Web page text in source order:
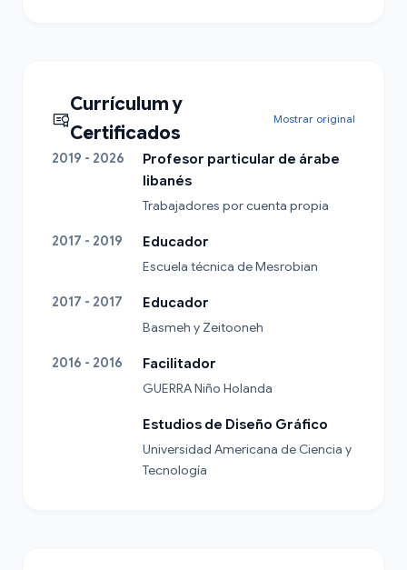
Currículum y
Certificados
Mostrar original
2019 - 2026
Profesor particular de árabe
libanés
Trabajadores por cuenta propia
2017 - 2019
Educador
Escuela técnica de Mesrobian
2017 - 2017
Educador
Basmeh y Zeitooneh
2016 - 2016
Facilitador
GUERRA Niño Holanda
Estudios de Diseño Gráfico
Universidad Americana de Ciencia y
Tecnología